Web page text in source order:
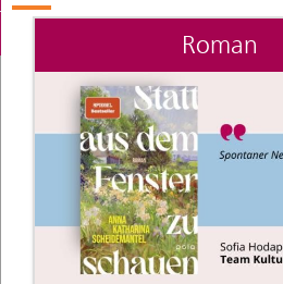
Roman